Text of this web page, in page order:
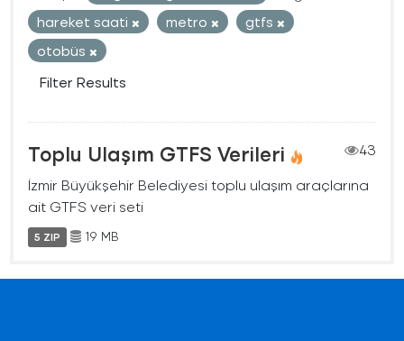
hareket saati
metro
gtfs
otobüs
Filter Results
Toplu Ulaşım GTFS Verileri
43
İzmir Büyükşehir Belediyesi toplu ulaşım araçlarına
ait GTFS veri seti
5 ZIP 19 MB